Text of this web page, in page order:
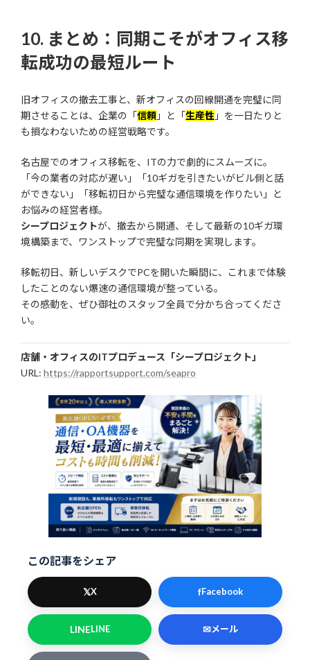
10. まとめ：同期こそがオフィス移
転成功の最短ルート
旧オフィスの撤去工事と、新オフィスの回線開通を完璧に同
期させることは、企業の「信頼 」と「生産性 」を一日たりと
も損なわないための経営戦略です。
名古屋でのオフィス移転を、ITの力で劇的にスムーズに。
「今の業者の対応が遅い」「10ギガを引きたいがビル側と話
ができない」「移転初日から完璧な通信環境を作りたい」と
お悩みの経営者様。
シープロジェクトが、撤去から開通、そして最新の10ギガ環
境構築まで、ワンストップで完璧な同期を実現します。
移転初日、新しいデスクでPCを開いた瞬間に、これまで体験
したことのない爆速の通信環境が整っている。
その感動を、ぜひ御社のスタッフ全員で分かち合ってくださ
い。
店舗・オフィスのITプロデュース「シープロジェクト」
URL: https://rapportsupport.com/seapro
この記事をシェア
𝕏X fFacebook
LINELINE ✉メール